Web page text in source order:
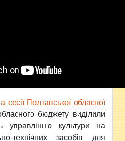
а сесії Полтавської обласної
бюджету виділили
управлінню культури на
технічних засобів для